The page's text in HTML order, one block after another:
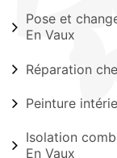
Pose et
En Vaux
Réparation
Peinture
Isolation
En Vaux